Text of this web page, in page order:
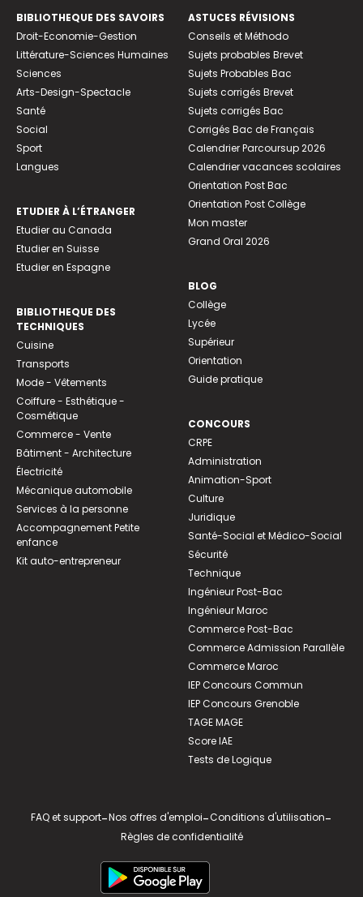
BIBLIOTHEQUE DES SAVOIRS
Droit-Economie-Gestion
Littérature-Sciences Humaines
Sciences
Arts-Design-Spectacle
Santé
Social
Sport
Langues
ETUDIER À L’ÉTRANGER
Etudier au Canada
Etudier en Suisse
Etudier en Espagne
BIBLIOTHEQUE DES
TECHNIQUES
Cuisine
Transports
Mode - Vêtements
Coiffure - Esthétique -
Cosmétique
Commerce - Vente
Bâtiment - Architecture
Électricité
Mécanique automobile
Services à la personne
Accompagnement Petite
enfance
Kit auto-entrepreneur
ASTUCES RÉVISIONS
Conseils et Méthodo
Sujets probables Brevet
Sujets Probables Bac
Sujets corrigés Brevet
Sujets corrigés Bac
Corrigés Bac de Français
Calendrier Parcoursup 2026
Calendrier vacances scolaires
Orientation Post Bac
Orientation Post Collège
Mon master
Grand Oral 2026
BLOG
Collège
Lycée
Supérieur
Orientation
Guide pratique
CONCOURS
CRPE
Administration
Animation-Sport
Culture
Juridique
Santé-Social et Médico-Social
Sécurité
Technique
Ingénieur Post-Bac
Ingénieur Maroc
Commerce Post-Bac
Commerce Admission Parallèle
Commerce Maroc
IEP Concours Commun
IEP Concours Grenoble
TAGE MAGE
Score IAE
Tests de Logique
FAQ et support-Nos offres d'emploi-Conditions d'utilisation-
Règles de confidentialité